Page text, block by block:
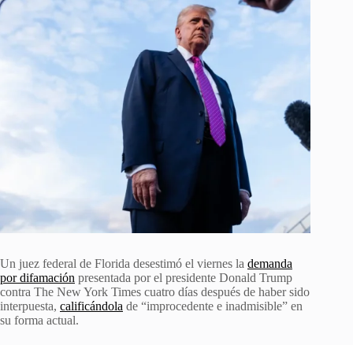
Un juez federal de Florida desestimó el viernes la demanda
por difamación presentada por el presidente Donald Trump
contra The New York Times cuatro días después de haber sido
interpuesta, calificándola de “improcedente e inadmisible” en
su forma actual.